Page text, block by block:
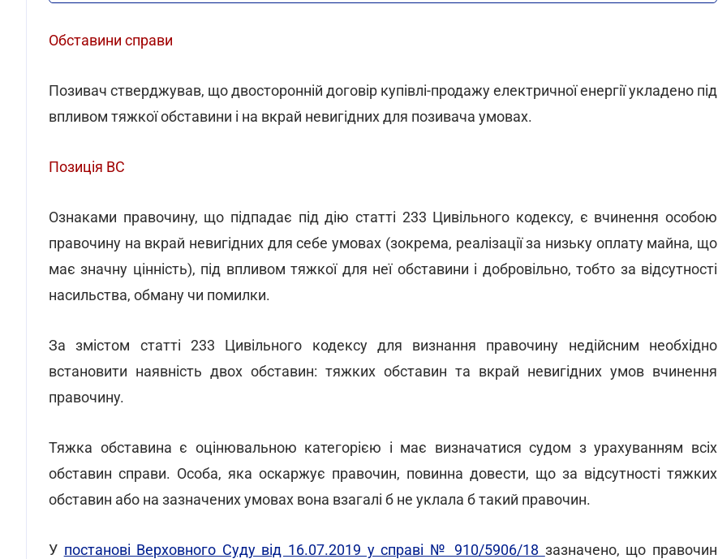
Обставини справи
Позивач стверджував, що двосторонній договір купівлі-продажу електричної енергії укладено під
впливом тяжкої обставини і на вкрай невигідних для позивача умовах.
Позиція ВС
Ознаками правочину, що підпадає під дію статті 233 Цивільного кодексу, є вчинення особою
правочину на вкрай невигідних для себе умовах (зокрема, реалізації за низьку оплату майна, що
має значну цінність), під впливом тяжкої для неї обставини і добровільно, тобто за відсутності
насильства, обману чи помилки.
За змістом статті 233 Цивільного кодексу для визнання правочину недійсним необхідно
встановити наявність двох обставин: тяжких обставин та вкрай невигідних умов вчинення
правочину.
Тяжка обставина є оцінювальною категорією і має визначатися судом з урахуванням всіх
обставин справи. Особа, яка оскаржує правочин, повинна довести, що за відсутності тяжких
обставин або на зазначених умовах вона взагалі б не уклала б такий правочин.
У постанові Верховного Суду від 16.07.2019 у справі № 910/5906/18 зазначено, що правочин